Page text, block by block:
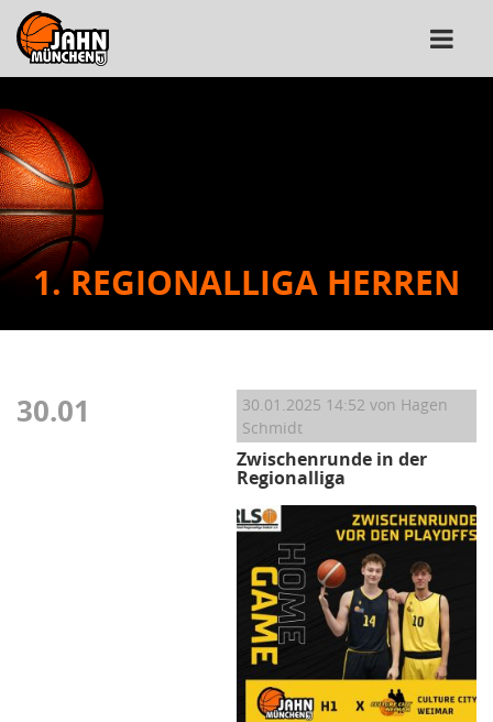
1. REGIONALLIGA HERREN
30.01 30.01.2025 14:52 von Hagen
Schmidt
Zwischenrunde in der
Regionalliga